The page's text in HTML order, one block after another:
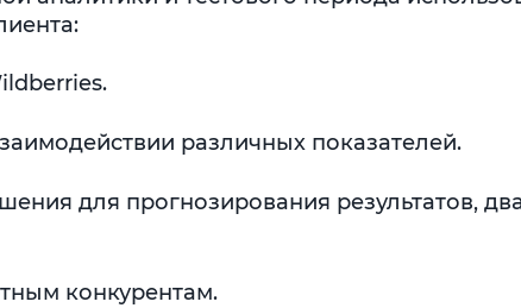
различных показателей.
для прогнозирования результатов,
конкурентам.